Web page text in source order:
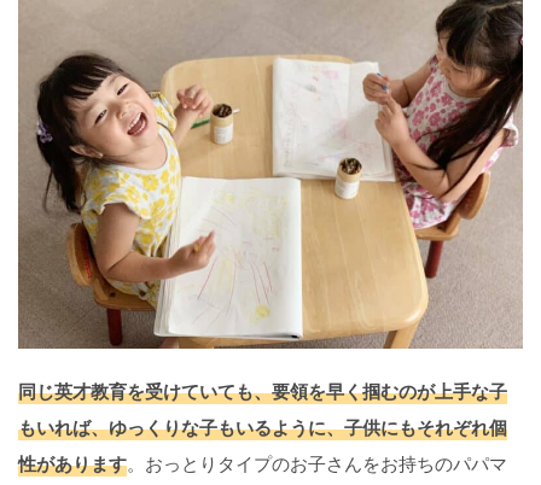
同じ英才教育を受けていても、要領を早く掴むのが上手な子
もいれば、ゆっくりな子もいるように、子供にもそれぞれ個
性があります。おっとりタイプのお子さんをお持ちのパパマ